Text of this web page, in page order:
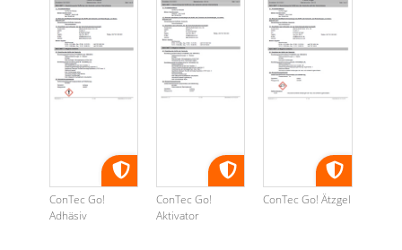
ConTec Go!
Adhäsiv
ConTec Go!
Aktivator
ConTec Go! Ätzgel